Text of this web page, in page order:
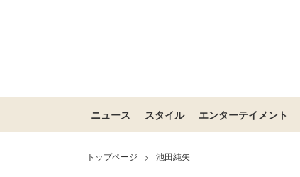
ニュース スタイル エンターテイメント
トップページ > 池田純矢